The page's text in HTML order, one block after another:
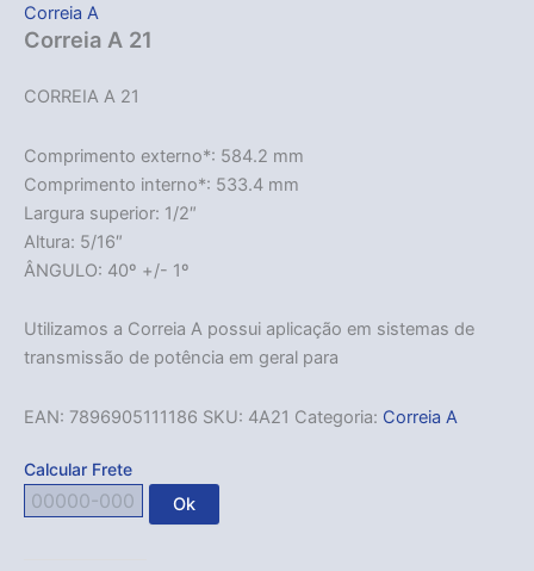
Correia A
Correia A 21
CORREIA A 21
Comprimento externo*: 584.2 mm
Comprimento interno*: 533.4 mm
Largura superior: 1/2″
Altura: 5/16″
ÂNGULO: 40º +/- 1º
Utilizamos a Correia A possui aplicação em sistemas de
transmissão de potência em geral para
EAN: 7896905111186 SKU: 4A21 Categoria: Correia A
Calcular Frete
Ok